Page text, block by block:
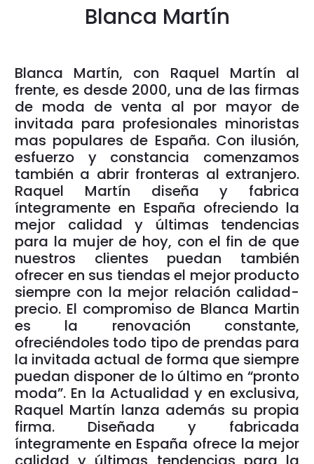
Blanca Martín
Blanca Martín, con Raquel Martín al
frente, es desde 2000, una de las firmas
de moda de venta al por mayor de
invitada para profesionales minoristas
mas populares de España. Con ilusión,
esfuerzo y constancia comenzamos
también a abrir fronteras al extranjero.
Raquel Martín diseña y fabrica
íntegramente en España ofreciendo la
mejor calidad y últimas tendencias
para la mujer de hoy, con el fin de que
nuestros clientes puedan también
ofrecer en sus tiendas el mejor producto
siempre con la mejor relación calidad-
precio. El compromiso de Blanca Martin
es la renovación constante,
ofreciéndoles todo tipo de prendas para
la invitada actual de forma que siempre
puedan disponer de lo último en “pronto
moda”. En la Actualidad y en exclusiva,
Raquel Martín lanza además su propia
firma. Diseñada y fabricada
íntegramente en España ofrece la mejor